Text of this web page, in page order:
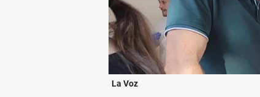
La Voz